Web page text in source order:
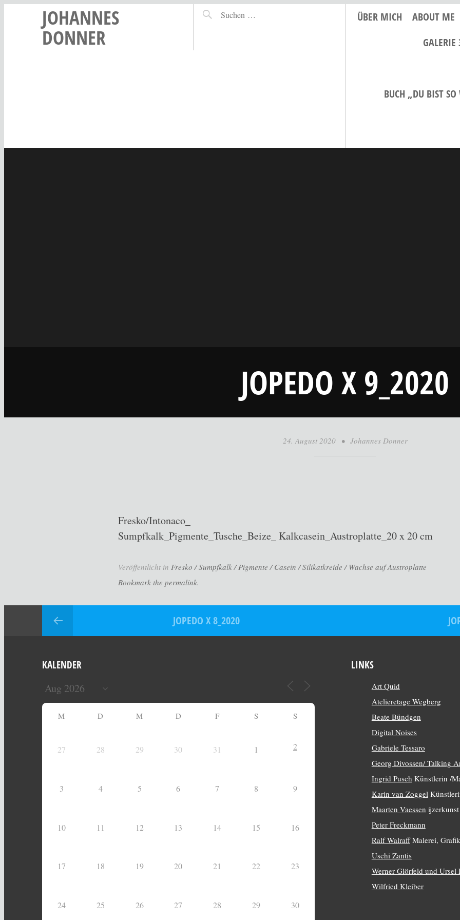
JOHANNES
DONNER
ÜBER MICH ABOUT ME
BUCH „DU BIST
JOPEDO X 9_2020
24. August 2020 • Johannes Donner
Fresko/Intonaco_
Sumpfkalk_Pigmente_Tusche_Beize_ Kalkcasein_Austroplatte_20 x 20 cm
Veröffentlicht in Fresko / Sumpfkalk / Pigmente / Casein / Silikatkreide / Wachse auf Austroplatte
Bookmark the permalink.
JOPEDO X 8_2020
KALENDER
M D M D F S S
27 28 29 30 31 1 2
3 4 5 6 7 8 9
10 11 12 13 14 15 16
17 18 19 20 21 22 23
24 25 26 27 28 29 30
LINKS
Art Quid
Atelieretage Wegberg
Beate Bündgen
Digital Noises
Gabriele Tessaro
Georg Divossen/ Talking
Ingrid Pusch Künstlerin /
Karin van Zoggel
Maarten Vaessen ijzerkunst
Peter Freckmann
Ralf WalraffMalerei,
Uschi Zantis
Werner Glörfeld und Ursel
Wilfried Kleiber